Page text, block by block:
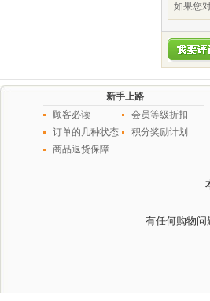
如果您
新手上路
顾客必读
会员等级折扣
订单的几种状态
积分奖励计划
商品退货保障
有任何购物问